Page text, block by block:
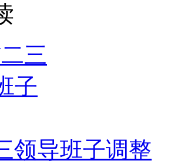
领导班子调整